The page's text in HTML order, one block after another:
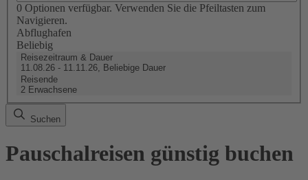
0 Optionen verfügbar. Verwenden Sie die Pfeiltasten zum
Navigieren.
Abflughafen
Beliebig
Reisezeitraum & Dauer
11.08.26 - 11.11.26, Beliebige Dauer
Reisende
2 Erwachsene
Suchen
Pauschalreisen günstig buchen